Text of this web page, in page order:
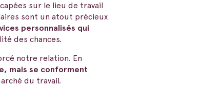
sur le lieu de travail
sont un atout précieux
personnalisés qui
des chances.
notre relation. En
mais se conforment
du travail.